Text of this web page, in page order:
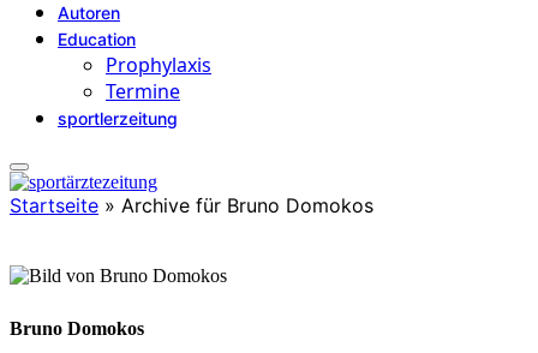
Autoren
Education
Prophylaxis
Termine
sportlerzeitung
Startseite » Archive für Bruno Domokos
Bruno Domokos